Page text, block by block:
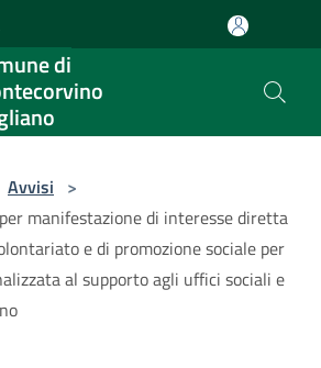
di
Avvisi >
per manifestazione di interesse diretta
e di promozione sociale per
al supporto agli uffici sociali e